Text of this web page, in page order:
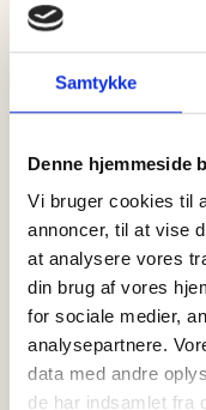
Samtykke
Denne hjemmeside
Vi bruger cookies til
annoncer, til at vise
at analysere vores
din brug af vores
for sociale medier,
analysepartnere.
data med andre
de har indsamlet fra
Skagen får torsdag
krydstogtfronten, når